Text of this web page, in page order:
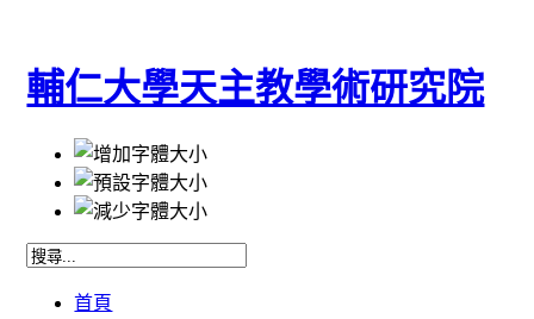
輔仁大學天主教學術研究院
首頁